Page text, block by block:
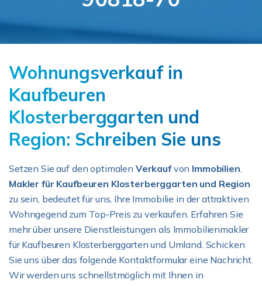
Wohnungsverkauf in
Kaufbeuren
Klosterberggarten und
Region: Schreiben Sie uns
Setzen Sie auf den optimalen Verkaufvon Immobilien.
Makler für Kaufbeuren Klosterberggarten und Region
zu sein, bedeutet für uns, Ihre Immobilie in der attraktiven
Wohngegend zum Top-Preis zu verkaufen. Erfahren Sie
mehr über unsere Dienstleistungen als Immobilienmakler
für Kaufbeuren Klosterberggarten und Umland. Schicken
Sie uns über das folgende Kontaktformular eine Nachricht.
Wir werden uns schnellstmöglich mit Ihnen in